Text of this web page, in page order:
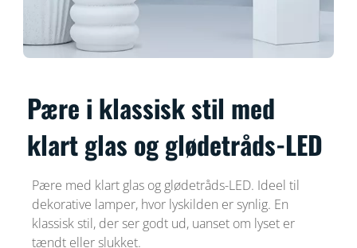
Pære i klassisk stil med
klart glas og glødetråds-LED
Pære med klart glas og glødetråds-LED. Ideel til
dekorative lamper, hvor lyskilden er synlig. En
klassisk stil, der ser godt ud, uanset om lyset er
tændt eller slukket.